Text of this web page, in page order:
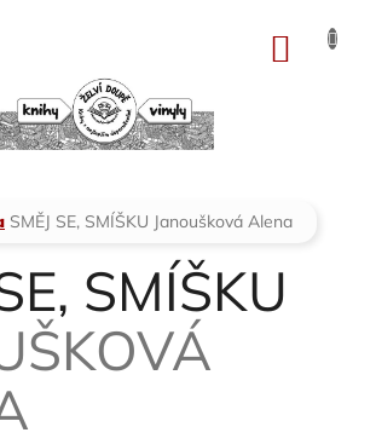
SMĚJ SE, SMÍŠKU Janoušková Alena
SMÍŠKU